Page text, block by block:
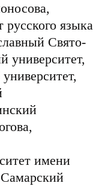
русского языка
Свято-
университет,
имени